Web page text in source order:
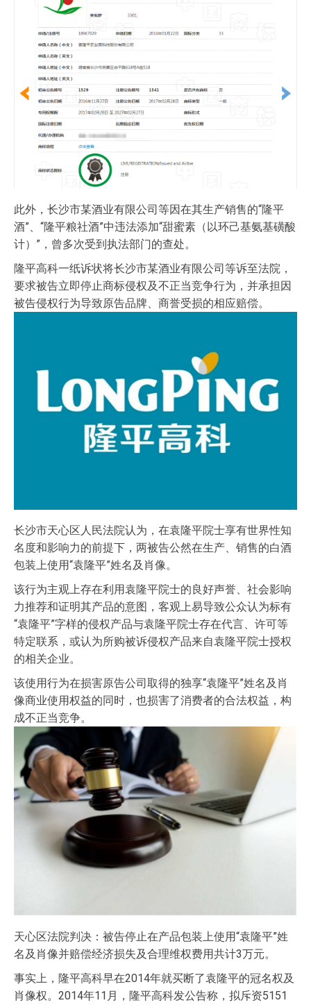
此外，长沙市某酒业有限公司等因在其生产销售的“隆平
酒”、“隆平粮社酒”中违法添加“甜蜜素（以环己基氨基磺酸
计）”，曾多次受到执法部门的查处。
隆平高科一纸诉状将长沙市某酒业有限公司等诉至法院，
要求被告立即停止商标侵权及不正当竞争行为，并承担因
被告侵权行为导致原告品牌、商誉受损的相应赔偿。
长沙市天心区人民法院认为，在袁隆平院士享有世界性知
名度和影响力的前提下，两被告公然在生产、销售的白酒
包装上使用“袁隆平”姓名及肖像。
该行为主观上存在利用袁隆平院士的良好声誉、社会影响
力推荐和证明其产品的意图，客观上易导致公众认为标有
“袁隆平”字样的侵权产品与袁隆平院士存在代言、许可等
特定联系，或认为所购被诉侵权产品来自袁隆平院士授权
的相关企业。
该使用行为在损害原告公司取得的独享“袁隆平”姓名及肖
像商业使用权益的同时，也损害了消费者的合法权益，构
成不正当竞争。
天心区法院判决：被告停止在产品包装上使用“袁隆平”姓
名及肖像并赔偿经济损失及合理维权费用共计3万元。
事实上，隆平高科早在2014年就买断了袁隆平的冠名权及
肖像权。2014年11月，隆平高科发公告称，拟斥资5151